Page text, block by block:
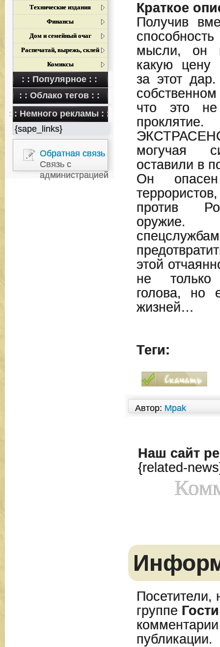
Технические издания
Финансы
Дом и семейный очаг
Распечатай, вырежь, склей
Комиксы
: : Популярное : :
: : Облако тегов : :
: : Немного рекламы : :
{sape_links}
Обратная связь
Связь с
администрацией
Краткое
Получив
мысли, он
какую цену
за этот
что это не
могучая
оставили в
Он
против
оружие.
этой
не только
голова, но
жизней…
Теги:
Автор: Mpak
Наш сайт
{related-
Посетители,
группе Гости
публикации.